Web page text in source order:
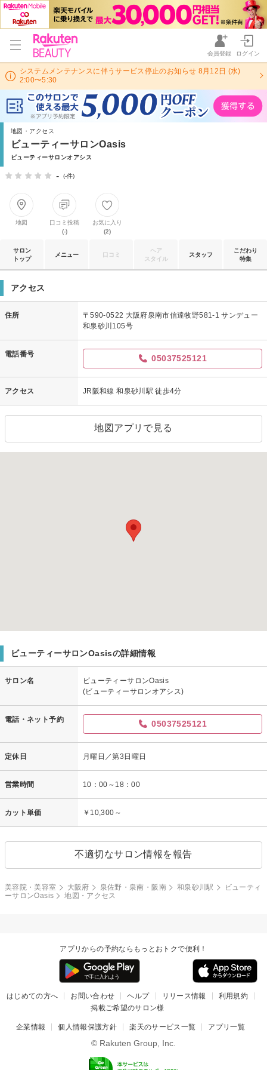
会員登録 ログイン
システムメンテナンスに伴うサービス停止のお知らせ 8月12日 (水)
2:00〜5:30
地図・アクセス
ビューティーサロンOasis
ビューティーサロンオアシス
- (-件)
地図
口コミ投稿
(-)
お気に入り
(2)
サロン
トップ
メニュー 口コミ
ヘア
スタイル
スタッフ
こだわり
特集
アクセス
住所
〒590-0522 大阪府泉南市信達牧野581-1 サンデュー
和泉砂川105号
電話番号 05037525121
アクセス JR阪和線 和泉砂川駅 徒歩4分
地図アプリで見る
ビューティーサロンOasisの詳細情報
サロン名
ビューティーサロンOasis
(ビューティーサロンオアシス)
電話・ネット予約 05037525121
定休日 月曜日／第3日曜日
営業時間 10：00～18：00
カット単価 ￥10,300～
不適切なサロン情報を報告
美容院・美容室 大阪府 泉佐野・泉南・阪南 和泉砂川駅
ビューティ
ーサロンOasis
地図・アクセス
アプリからの予約ならもっとおトクで便利！
はじめての方へ お問い合わせ ヘルプ リリース情報
利用規約
掲載ご希望のサロン様
企業情報 個人情報保護方針 楽天のサービス一覧 アプリ一覧
© Rakuten Group, Inc.